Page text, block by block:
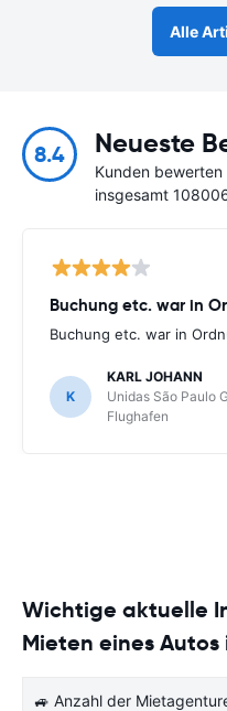
Alle
8.4 Neueste
Kunden
insgesamt
Buchung etc. war in
Buchung etc. war in
K
KARL JOHANN
Unidas São Paulo
Flughafen
Wichtige aktuelle
Mieten eines
🚙 Anzahl der